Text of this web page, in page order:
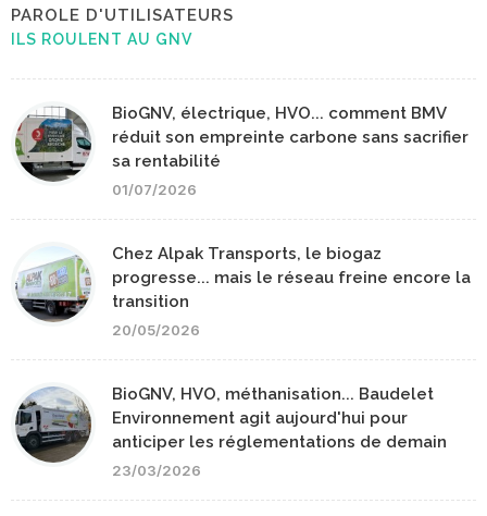
PAROLE D'UTILISATEURS
ILS ROULENT AU GNV
BioGNV, électrique, HVO... comment BMV
réduit son empreinte carbone sans sacrifier
sa rentabilité
01/07/2026
Chez Alpak Transports, le biogaz
progresse... mais le réseau freine encore la
transition
20/05/2026
BioGNV, HVO, méthanisation... Baudelet
Environnement agit aujourd'hui pour
anticiper les réglementations de demain
23/03/2026